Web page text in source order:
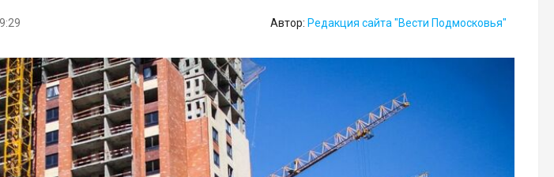
Автор: Редакция сайта "Вести Подмосковья"